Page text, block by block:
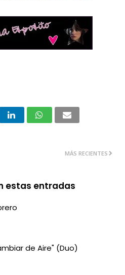
MÁS RECIENTES
estas entradas
de Aire" (Duo)